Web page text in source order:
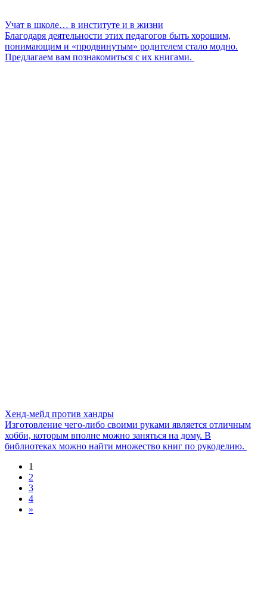
Учат в школе… в институте и в жизни
Благодаря деятельности этих педагогов быть хорошим,
понимающим и «продвинутым» родителем стало модно.
Предлагаем вам познакомиться с их книгами.
Хенд-мейд против хандры
Изготовление чего-либо своими руками является отличным
хобби, которым вполне можно заняться на дому. В
библиотеках можно найти множество книг по рукоделию.
1
2
3
4
»